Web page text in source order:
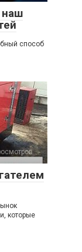
наш
способ
которые